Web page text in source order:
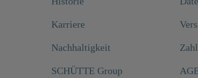
Karriere
Nachhaltigkeit
SCHÜTTE Group